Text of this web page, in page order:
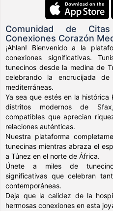
Comunidad de
Conexiones Corazón
¡Ahlan! Bienvenido a la
conexiones significativas.
tunecinos desde la medina de
celebrando la encrucijada
mediterráneas.
Ya sea que estés en la
distritos modernos de
compatibles que aprecian
relaciones auténticas.
Nuestra plataforma
tunecinas mientras abraza el
a Túnez en el norte de África.
Únete a miles de
significativas que celebran
contemporáneas.
Deja que la calidez de la
hermosas conexiones en esta